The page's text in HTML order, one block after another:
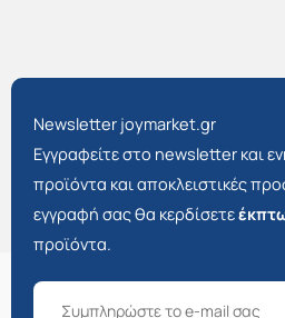
Newsletter joymarket.gr
Εγγραφείτε στο newsletter και
προϊόντα και αποκλειστικές
εγγραφή σας θα κερδίσετε
προϊόντα.